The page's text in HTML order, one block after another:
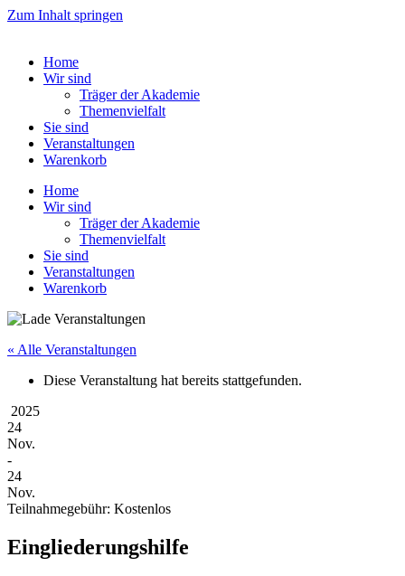
Zum Inhalt springen
Home
Wir sind
Träger der Akademie
Themenvielfalt
Sie sind
Veranstaltungen
Warenkorb
Home
Wir sind
Träger der Akademie
Themenvielfalt
Sie sind
Veranstaltungen
Warenkorb
« Alle Veranstaltungen
Diese Veranstaltung hat bereits stattgefunden.
2025
24
Nov.
-
24
Nov.
Teilnahmegebühr: Kostenlos
Eingliederungshilfe